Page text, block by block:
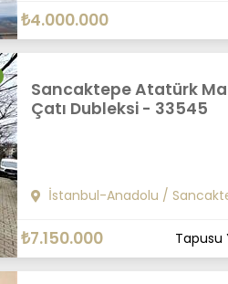
₺4.000.000
Sancaktepe Atatürk
Çatı Dubleksi - 33545
İstanbul-Anadolu /
₺7.150.000 Tapusu